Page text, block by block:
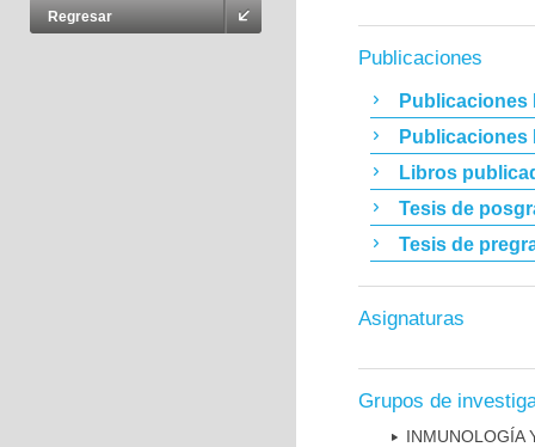
Regresar
Publicaciones
Publicaciones
Publicaciones
Libros
Tesis de
Tesis de
Asignaturas
Grupos de
INMUNOLOGÍA